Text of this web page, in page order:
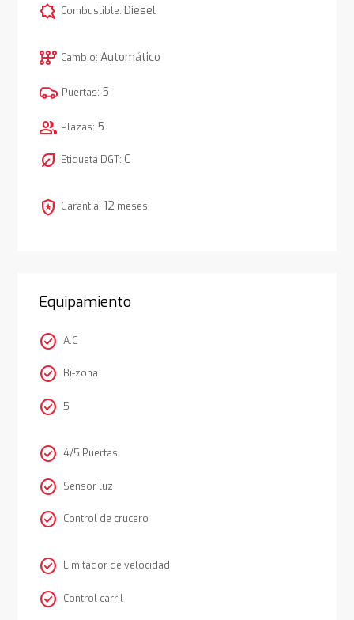
comic_bubble Combustible: Diesel
auto_transmission Cambio: Automático
Puertas: 5
group Plazas: 5
nest_eco_leaf Etiqueta DGT: C
local_police Garantía: 12 meses
Equipamiento
check_circle A.C
check_circle Bi-zona
check_circle 5
check_circle 4/5 Puertas
check_circle Sensor luz
check_circle Control de crucero
check_circle Limitador de velocidad
check_circle Control carril